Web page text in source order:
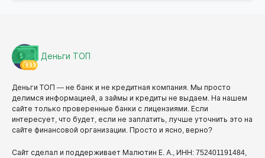
Деньги ТОП
Деньги ТОП — не банк и не кредитная компания. Мы просто
делимся информацией, а займы и кредиты не выдаем. На нашем
сайте только проверенные банки с лицензиями. Если
интересует, что будет, если не заплатить, лучше уточнить это на
сайте финансовой организации. Просто и ясно, верно?
Сайт сделал и поддерживает Малютин Е. А., ИНН: 752401191484,